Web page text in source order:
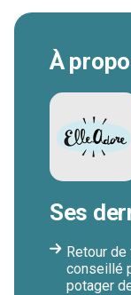
À
Ses
Retour
conseillé
potager